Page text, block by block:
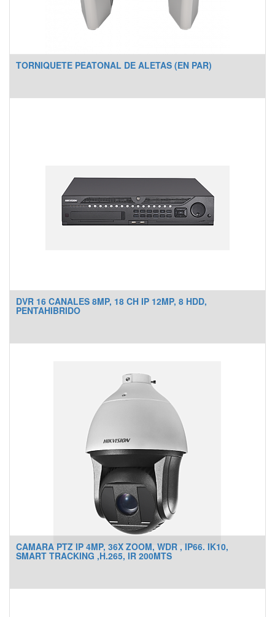
TORNIQUETE PEATONAL DE ALETAS (EN PAR)
DVR 16 CANALES 8MP, 18 CH IP 12MP, 8 HDD,
PENTAHIBRIDO
CAMARA PTZ IP 4MP, 36X ZOOM, WDR , IP66. IK10,
SMART TRACKING ,H.265, IR 200MTS